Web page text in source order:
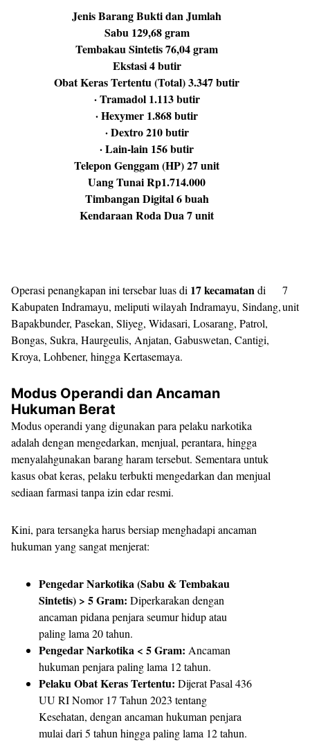
Jenis Barang Bukti dan Jumlah
Sabu 129,68 gram
Tembakau Sintetis 76,04 gram
Ekstasi 4 butir
Obat Keras Tertentu (Total) 3.347 butir
· Tramadol 1.113 butir
· Hexymer 1.868 butir
· Dextro 210 butir
· Lain-lain 156 butir
Telepon Genggam (HP) 27 unit
Uang Tunai Rp1.714.000
Timbangan Digital 6 buah
Kendaraan Roda Dua 7 unit
Operasi penangkapan ini tersebar luas di 17 kecamatandi
Kabupaten Indramayu, meliputi wilayah Indramayu, Sindang,
Bapakbunder, Pasekan, Sliyeg, Widasari, Losarang, Patrol,
Bongas, Sukra, Haurgeulis, Anjatan, Gabuswetan, Cantigi,
Kroya, Lohbener, hingga Kertasemaya.
Modus Operandi dan Ancaman
Hukuman Berat
​Modus operandi yang digunakan para pelaku narkotika
adalah dengan mengedarkan, menjual, perantara, hingga
menyalahgunakan barang haram tersebut. Sementara untuk
kasus obat keras, pelaku terbukti mengedarkan dan menjual
sediaan farmasi tanpa izin edar resmi.
​Kini, para tersangka harus bersiap menghadapi ancaman
hukuman yang sangat menjerat:
Pengedar Narkotika (Sabu & Tembakau
Sintetis) > 5 Gram: Diperkarakan dengan
ancaman pidana penjara seumur hidup atau
paling lama 20 tahun.
Pengedar Narkotika < 5 Gram: Ancaman
hukuman penjara paling lama 12 tahun.
Pelaku Obat Keras Tertentu: Dijerat Pasal 436
UU RI Nomor 17 Tahun 2023 tentang
Kesehatan, dengan ancaman hukuman penjara
mulai dari 5 tahun hingga paling lama 12 tahun.
7
unit